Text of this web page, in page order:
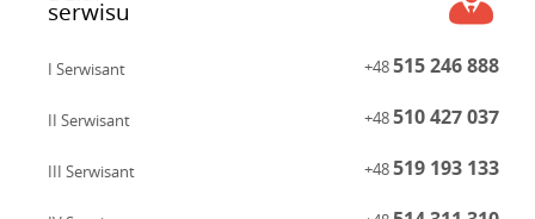
serwisu
I Serwisant +48515 246 888
II Serwisant +48510 427 037
III Serwisant +48519 193 133